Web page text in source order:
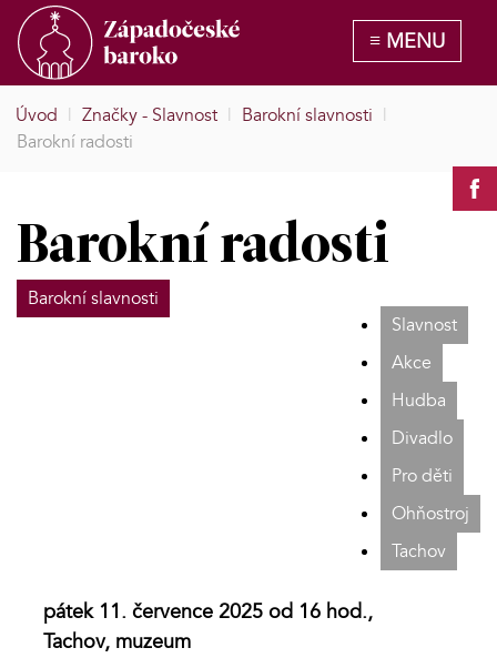
Úvod | Značky - Slavnost | Barokní slavnosti |
Barokní radosti
Barokní radosti
Barokní slavnosti
Slavnost
Akce
Hudba
Divadlo
Pro děti
Ohňostroj
Tachov
pátek 11. července 2025 od 16 hod.,
Tachov, muzeum